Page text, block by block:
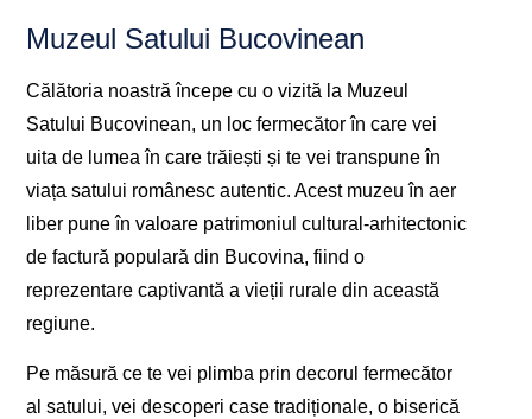
Muzeul Satului Bucovinean
Călătoria noastră începe cu o vizită la Muzeul
Satului Bucovinean, un loc fermecător în care vei
uita de lumea în care trăiești și te vei transpune în
viața satului românesc autentic. Acest muzeu în aer
liber pune în valoare patrimoniul cultural-arhitectonic
de factură populară din Bucovina, fiind o
reprezentare captivantă a vieții rurale din această
regiune.
Pe măsură ce te vei plimba prin decorul fermecător
al satului, vei descoperi case tradiționale, o biserică